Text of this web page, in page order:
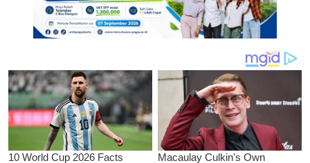
UMBY
Tebar
Manfaat